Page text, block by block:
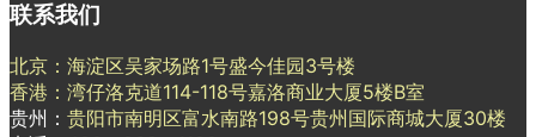
联系我们
北京：海淀区吴家场路1号盛今佳园3号楼
香港：湾仔洛克道114-118号嘉洛商业大厦5楼B室
贵州： 贵阳市南明区富水南路198号贵州国际商城大厦30楼